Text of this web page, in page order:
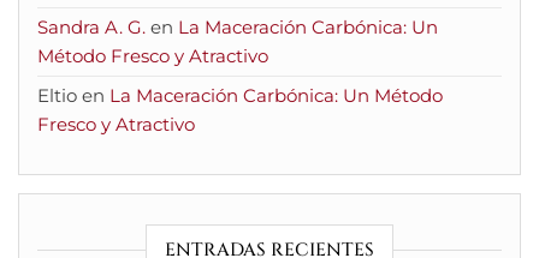
Sandra A. G. en La Maceración Carbónica: Un
Método Fresco y Atractivo
Eltio en La Maceración Carbónica: Un Método
Fresco y Atractivo
ENTRADAS RECIENTES